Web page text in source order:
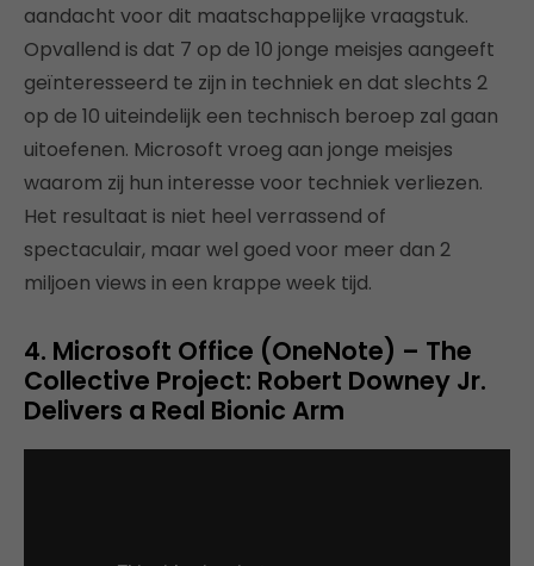
aandacht voor dit maatschappelijke vraagstuk.
Opvallend is dat 7 op de 10 jonge meisjes aangeeft
geïnteresseerd te zijn in techniek en dat slechts 2
op de 10 uiteindelijk een technisch beroep zal gaan
uitoefenen. Microsoft vroeg aan jonge meisjes
waarom zij hun interesse voor techniek verliezen.
Het resultaat is niet heel verrassend of
spectaculair, maar wel goed voor meer dan 2
miljoen views in een krappe week tijd.
4. Microsoft Office (OneNote) – The
Collective Project: Robert Downey Jr.
Delivers a Real Bionic Arm